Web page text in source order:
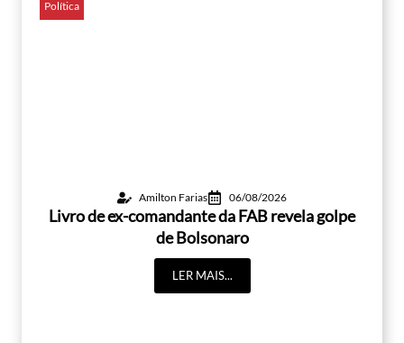
Política
Amilton Farias 06/08/2026
Livro de ex-comandante da FAB revela golpe
de Bolsonaro
LER MAIS...